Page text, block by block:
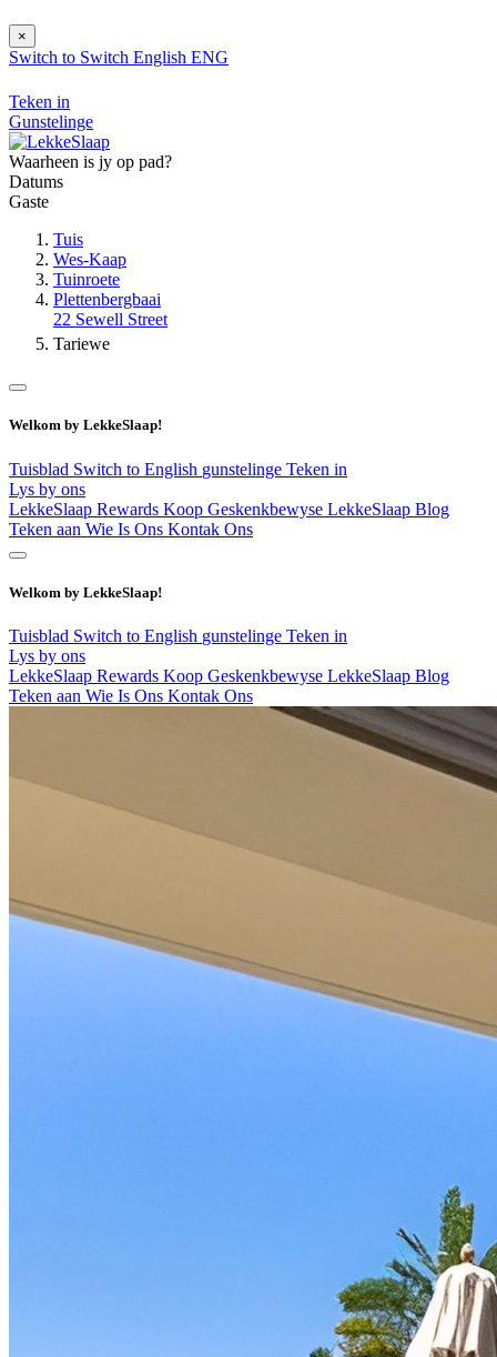
×
Switch to Switch English ENG
Teken in
Gunstelinge
Waarheen is jy op pad?
Datums
Gaste
Tuis
Wes-Kaap
Tuinroete
Plettenbergbaai
22 Sewell Street
Tariewe
Welkom by LekkeSlaap!
Tuisblad Switch to English gunstelinge Teken in
Lys by ons
LekkeSlaap Rewards Koop Geskenkbewyse LekkeSlaap Blog
Teken aan Wie Is Ons Kontak Ons
Welkom by LekkeSlaap!
Tuisblad Switch to English gunstelinge Teken in
Lys by ons
LekkeSlaap Rewards Koop Geskenkbewyse LekkeSlaap Blog
Teken aan Wie Is Ons Kontak Ons